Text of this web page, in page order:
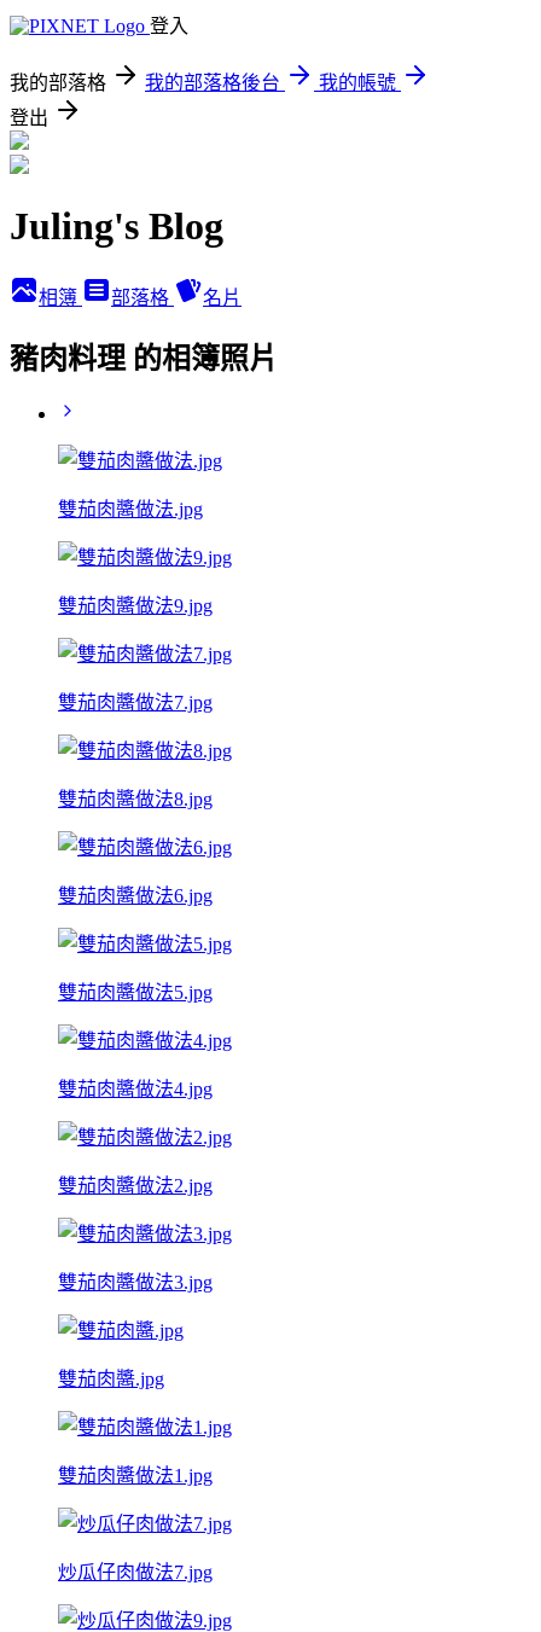
登入
我的部落格 我的部落格後台
我的帳號
登出
Juling's Blog
相簿 部落格 名片
豬肉料理 的相簿照片
雙茄肉醬做法.jpg
雙茄肉醬做法9.jpg
雙茄肉醬做法7.jpg
雙茄肉醬做法8.jpg
雙茄肉醬做法6.jpg
雙茄肉醬做法5.jpg
雙茄肉醬做法4.jpg
雙茄肉醬做法2.jpg
雙茄肉醬做法3.jpg
雙茄肉醬.jpg
雙茄肉醬做法1.jpg
炒瓜仔肉做法7.jpg